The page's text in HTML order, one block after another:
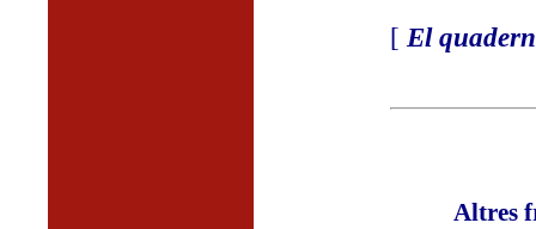
[ El
Altres